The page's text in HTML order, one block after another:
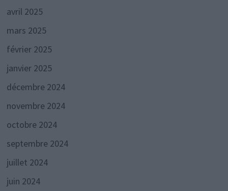
avril 2025
mars 2025
février 2025
janvier 2025
décembre 2024
novembre 2024
octobre 2024
septembre 2024
juillet 2024
juin 2024